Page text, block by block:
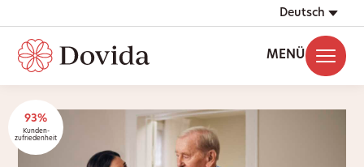
Deutsch
MENÜ
93%
Kunden-
zufriedenheit